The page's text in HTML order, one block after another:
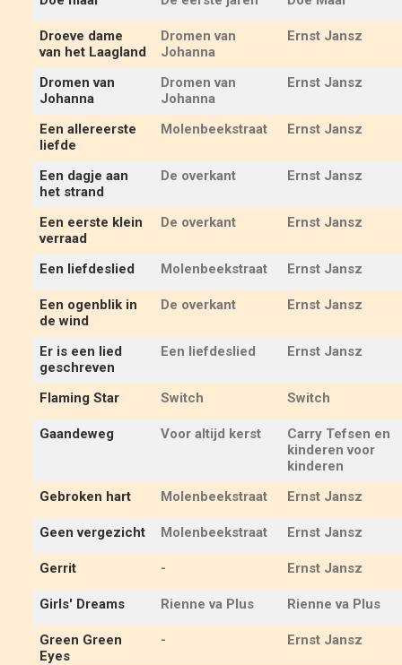
Droeve dame
van het Laagland
Dromen van
Johanna
Ernst Jansz
Dromen van
Johanna
Dromen van
Johanna
Ernst Jansz
Een allereerste
liefde
Molenbeekstraat Ernst Jansz
Een dagje aan
het strand
De overkant Ernst Jansz
Een eerste klein
verraad
De overkant Ernst Jansz
Een liefdeslied Molenbeekstraat Ernst Jansz
Een ogenblik in
de wind
De overkant Ernst Jansz
Er is een lied
geschreven
Een liefdeslied Ernst Jansz
Flaming Star Switch Switch
Gaandeweg Voor altijd kerst
Carry Tefsen en
kinderen voor
kinderen
Gebroken hart
Molenbeekstraat Ernst Jansz
Geen vergezicht Molenbeekstraat Ernst Jansz
Gerrit - Ernst Jansz
Girls' Dreams Rienne va Plus Rienne va Plus
Green Green
Eyes
- Ernst Jansz